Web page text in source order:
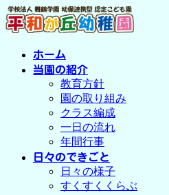
コ
ン
ナ
ビ
ホーム
当園の紹介
教育方針
園の取り組み
クラス編成
一日の流れ
年間行事
日々のできごと
日々の様子
すくすくくらぶ